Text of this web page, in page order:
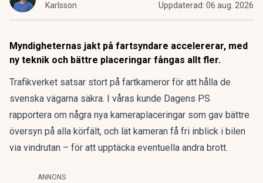
Karlsson
Uppdaterad: 06 aug. 2026
Myndigheternas jakt på fartsyndare accelererar, med
ny teknik och bättre placeringar fångas allt fler.
Trafikverket satsar stort på fartkameror för att hålla de
svenska vägarna säkra. I våras kunde Dagens PS
rapportera om några nya kameraplaceringar som gav bättre
översyn på alla körfält, och lät kameran få fri inblick i bilen
via vindrutan – för att upptäcka eventuella andra brott.
ANNONS